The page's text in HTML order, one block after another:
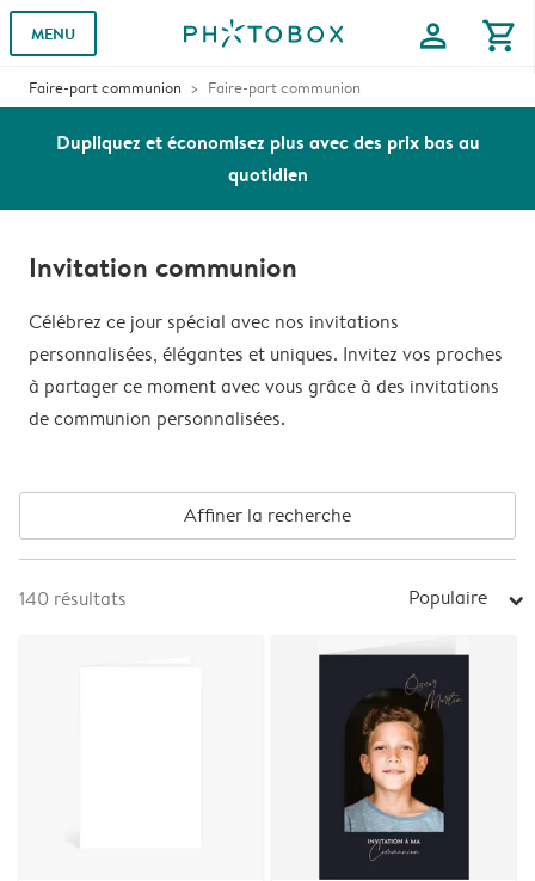
MENU profile shopping_cart
Faire-part communion Faire-part communion
Dupliquez et économisez plus avec des prix bas au
quotidien
Invitation communion
Célébrez ce jour spécial avec nos invitations
personnalisées, élégantes et uniques. Invitez vos proches
à partager ce moment avec vous grâce à des invitations
de communion personnalisées.
Affiner la recherche
140 résultats Populaire arrow_right